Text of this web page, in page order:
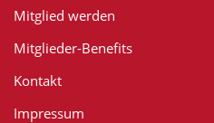
Mitglied werden
Mitglieder-Benefits
Kontakt
Impressum